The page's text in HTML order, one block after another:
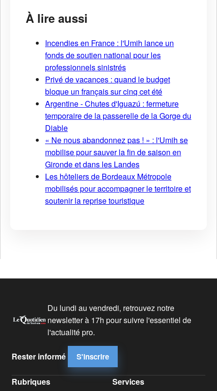
À lire aussi
Incendies en France : l'Umih lance un
fonds de soutien national pour les
professionnels sinistrés
Privé de vacances : quand le budget
bloque un français sur cinq cet été
Argentine - Chutes d'Iguazú : fermeture
temporaire de la passerelle de la Gorge du
Diable
« Ne nous abandonnez pas ! » : l'Umih se
mobilise pour sauver la fin de saison en
Gironde et dans les Landes
Les hôteliers de Bordeaux Métropole
mobilisés pour accompagner le territoire et
soutenir la reprise touristique
Du lundi au vendredi, retrouvez notre
newsletter à 17h pour suivre l'essentiel de
l'actualité pro.
Rester informé S'inscrire
Rubriques Services